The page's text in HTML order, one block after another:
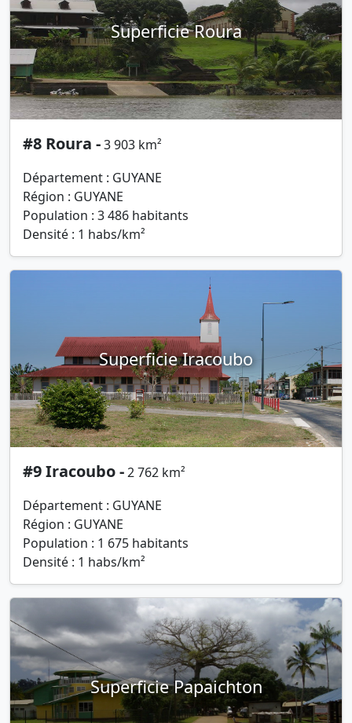
Superficie Roura
#8 Roura -3 903 km²
Département : GUYANE
Région : GUYANE
Population : 3 486 habitants
Densité : 1 habs/km²
Superficie Iracoubo
#9 Iracoubo -2 762 km²
Département : GUYANE
Région : GUYANE
Population : 1 675 habitants
Densité : 1 habs/km²
Superficie Papaichton